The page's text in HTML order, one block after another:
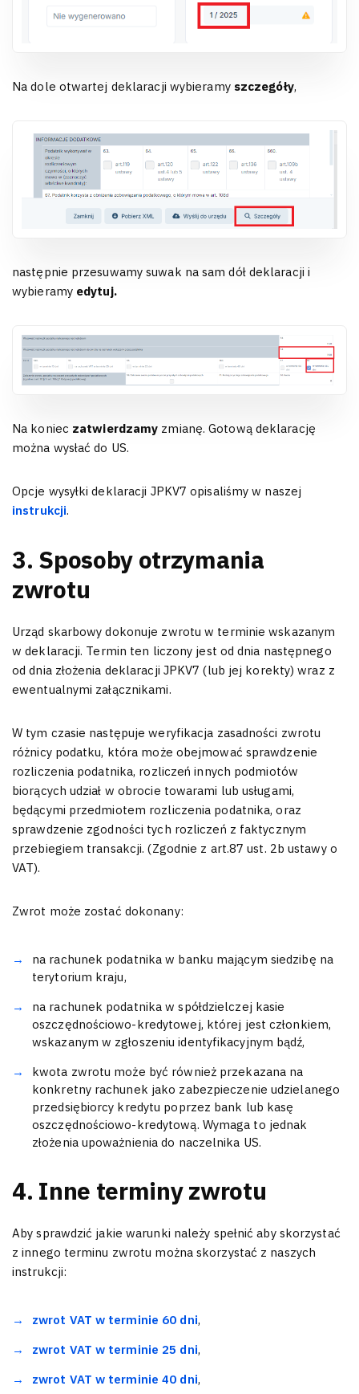
Na dole otwartej deklaracji wybieramy szczegóły,
następnie przesuwamy suwak na sam dół deklaracji i
wybieramyedytuj.
Na koniec zatwierdzamy zmianę. Gotową deklarację
można wysłać do US.
Opcje wysyłki deklaracji JPKV7 opisaliśmy w naszej
instrukcji.
3. Sposoby otrzymania
zwrotu
Urząd skarbowy dokonuje zwrotu w terminie wskazanym
w deklaracji. Termin ten liczony jest od dnia następnego
od dnia złożenia deklaracji JPKV7 (lub jej korekty) wraz z
ewentualnymi załącznikami.
W tym czasie następuje weryfikacja zasadności zwrotu
różnicy podatku, która może obejmować sprawdzenie
rozliczenia podatnika, rozliczeń innych podmiotów
biorących udział w obrocie towarami lub usługami,
będącymi przedmiotem rozliczenia podatnika, oraz
sprawdzenie zgodności tych rozliczeń z faktycznym
przebiegiem transakcji. (Zgodnie z art.87 ust. 2b ustawy o
VAT).
Zwrot może zostać dokonany:
na rachunek podatnika w banku mającym siedzibę na
terytorium kraju,
na rachunek podatnika w spółdzielczej kasie
oszczędnościowo-kredytowej, której jest członkiem,
wskazanym w zgłoszeniu identyfikacyjnym bądź,
kwota zwrotu może być również przekazana na
konkretny rachunek jako zabezpieczenie udzielanego
przedsiębiorcy kredytu poprzez bank lub kasę
oszczędnościowo-kredytową. Wymaga to jednak
złożenia upoważnienia do naczelnika US.
4. Inne terminy zwrotu
Aby sprawdzić jakie warunki należy spełnić aby skorzystać
z innego terminu zwrotu można skorzystać z naszych
instrukcji:
zwrot VAT w terminie 60 dni,
zwrot VAT w terminie 25 dni,
zwrot VAT w terminie 40 dni,